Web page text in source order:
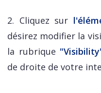
2. Cliquez sur
désirez modifier la
la rubrique
de droite de votre